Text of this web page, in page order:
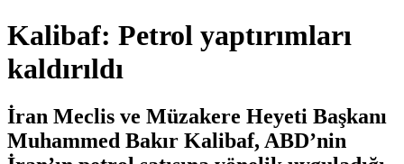
Kalibaf: Petrol yaptırımları
kaldırıldı
İran Meclis ve Müzakere Heyeti Başkanı
Muhammed Bakır Kalibaf, ABD’nin